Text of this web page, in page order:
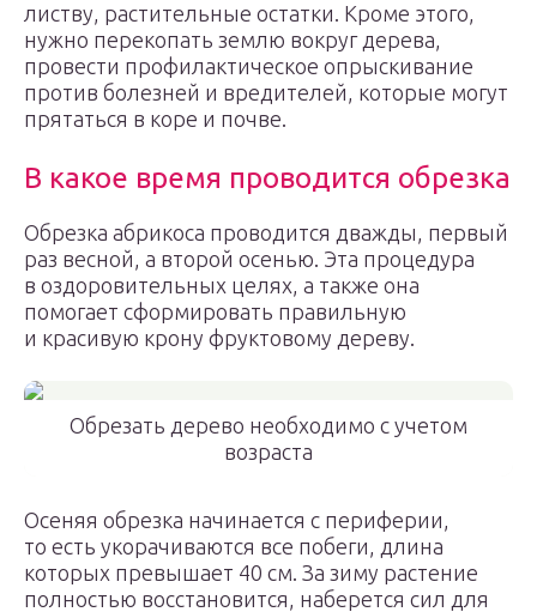
листву, растительные остатки. Кроме этого,
нужно перекопать землю вокруг дерева,
провести профилактическое опрыскивание
против болезней и вредителей, которые могут
прятаться в коре и почве.
В какое время проводится обрезка
Обрезка абрикоса проводится дважды, первый
раз весной, а второй осенью. Эта процедура
в оздоровительных целях, а также она
помогает сформировать правильную
и красивую крону фруктовому дереву.
Обрезать дерево необходимо с учетом
возраста
Осеняя обрезка начинается с периферии,
то есть укорачиваются все побеги, длина
которых превышает 40 см. За зиму растение
полностью восстановится, наберется сил для